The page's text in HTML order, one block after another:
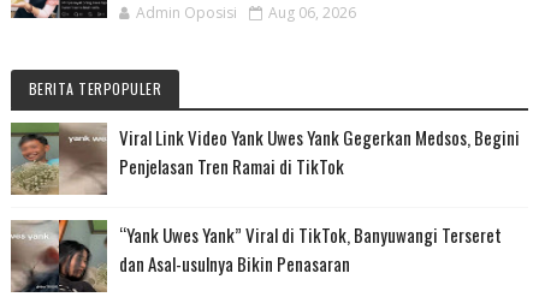
Admin Oposisi Aug 06, 2026
BERITA TERPOPULER
Viral Link Video Yank Uwes Yank Gegerkan Medsos, Begini
Penjelasan Tren Ramai di TikTok
“Yank Uwes Yank” Viral di TikTok, Banyuwangi Terseret
dan Asal-usulnya Bikin Penasaran